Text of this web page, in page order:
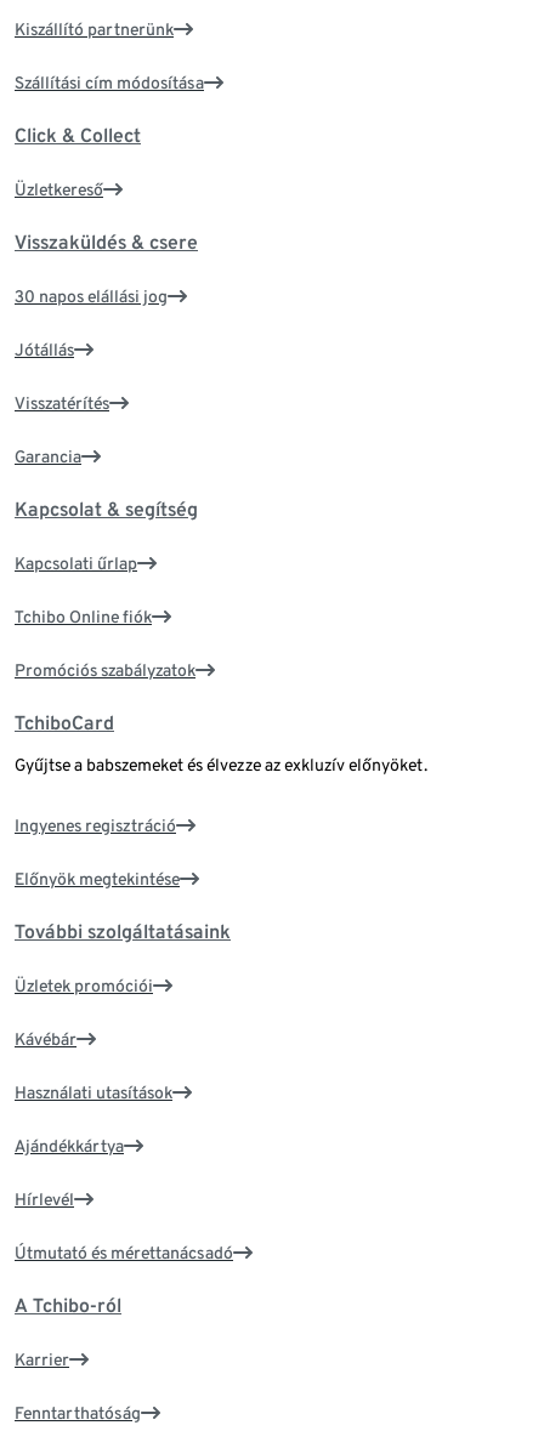
Kiszállító partnerünk
Szállítási cím módosítása
Click & Collect
Üzletkereső
Visszaküldés & csere
30 napos elállási jog
Jótállás
Visszatérítés
Garancia
Kapcsolat & segítség
Kapcsolati űrlap
Tchibo Online fiók
Promóciós szabályzatok
TchiboCard
Gyűjtse a babszemeket és élvezze az exkluzív előnyöket.
Ingyenes regisztráció
Előnyök megtekintése
További szolgáltatásaink
Üzletek promóciói
Kávébár
Használati utasítások
Ajándékkártya
Hírlevél
Útmutató és mérettanácsadó
A Tchibo-ról
Karrier
Fenntarthatóság